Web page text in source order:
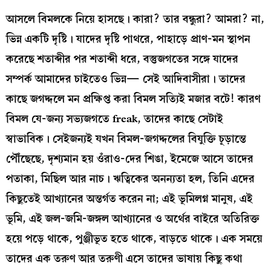
আসলে বিমলকে নিয়ে হাসছে। কারা? তার বন্ধুরা? আমরা? না,
ভিন্ন একটি দৃষ্টি। যাদের দৃষ্টি পাথরে, পাহাড়ে প্রাণ-মন স্থাপন
করেছে শতাব্দীর পর শতাব্দী ধরে, বস্তুজগতের সঙ্গে যাদের
সম্পর্ক আমাদের চাইতেও ভিন্ন— সেই আদিবাসীরা। তাদের
কাছে জগদ্দলে মন প্রক্ষিপ্ত করা বিমল সত্যিই মজার বটে! কারণ
বিমল যে-জন্য সভ্যজগতে freak, তাদের কাছে সেটাই
স্বাভাবিক। সেইজন্যই যখন বিমল-জগদ্দলের বিযুক্তি চূড়ান্তে
পৌঁছেছে, দৃশ্যমান হয় ওঁরাও-দের শিঙা, ইমেজে আসে তাদের
পতাকা, মিছিল আর নাচ। ঋত্বিকের অনন্যতা হল, তিনি এদের
কিছুতেই আখ্যানের অন্তর্গত করেন না; এই ভূমিলগ্ন মানুষ, এই
ভূমি, এই জল-জমি-জঙ্গল আখ্যানের ও অর্থের বাইরে অতিরিক্ত
হয়ে পড়ে থাকে, পুঞ্জীভূত হতে থাকে, বাড়তে থাকে। এক সময়ে
তাদের এক তরুণ আর তরুণী এসে তাদের ভাষায় কিছু কথা